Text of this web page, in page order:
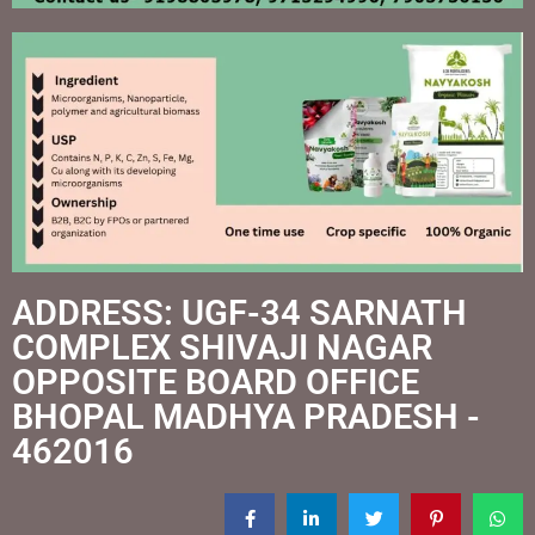
ADDRESS: UGF-34 SARNATH
COMPLEX SHIVAJI NAGAR
OPPOSITE BOARD OFFICE
BHOPAL MADHYA PRADESH -
462016